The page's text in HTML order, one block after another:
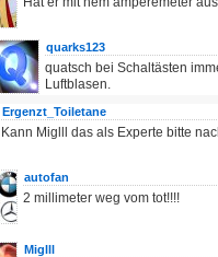
quarks123
quatsch bei Schaltästen
Luftblasen.
Ergenzt_Toiletane
Kann Miglll das als Experte bitte
autofan
2 millimeter weg vom tot!!!!
Miglll